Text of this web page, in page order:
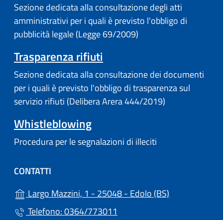
Sezione dedicata alla consultazione degli atti
amministrativi per i quali è previsto l'obbligo di
pubblicità legale (Legge 69/2009)
Trasparenza rifiuti
Sezione dedicata alla consultazione dei documenti
per i quali è previsto l'obbligo di trasparenza sul
servizio rifiuti (Delibera Arera 444/2019)
Whistleblowing
Procedura per le segnalazioni di illeciti
CONTATTI
Largo Mazzini, 1 - 25048 - Edolo (BS)
Telefono: 0364/773011